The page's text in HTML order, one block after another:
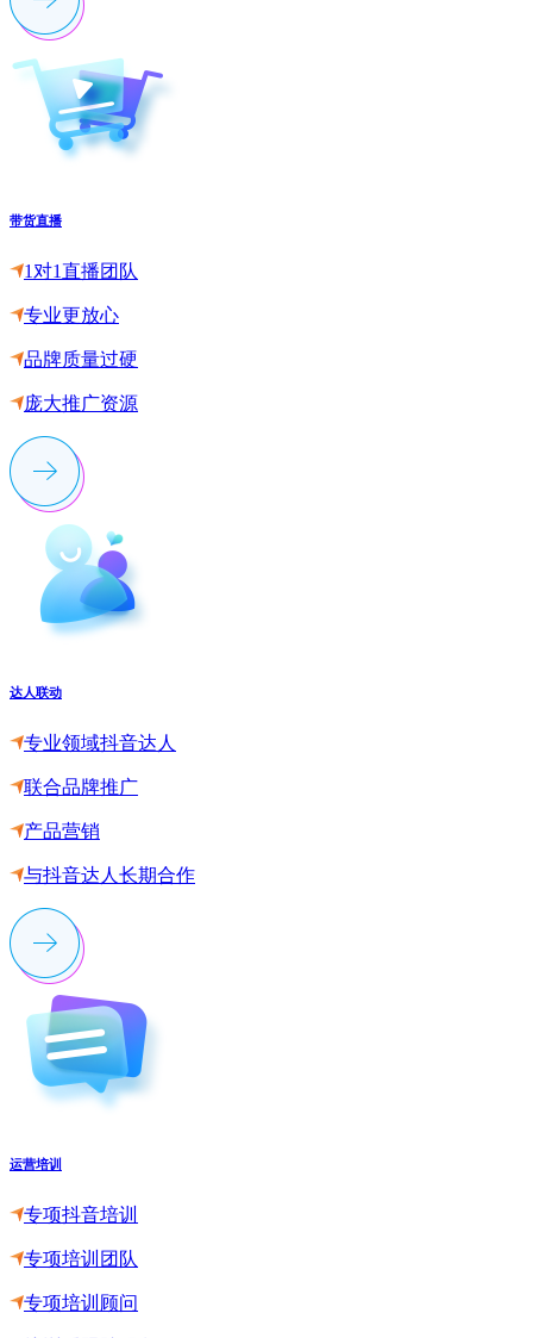
带货直播
1对1直播团队
专业更放心
品牌质量过硬
庞大推广资源
达人联动
专业领域抖音达人
联合品牌推广
产品营销
与抖音达人长期合作
运营培训
专项抖音培训
专项培训团队
专项培训顾问